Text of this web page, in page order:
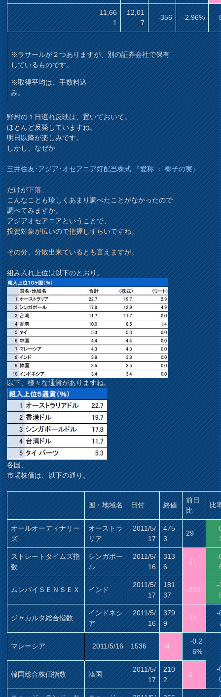
11,66
1
12,01
7
-356 -2.96%
※ラサールが２つありますが、別の証券会社で保有
しているものです。
※取得平均は、手数料込
み。
野村の１日遅れ反映は、置いておいて。
ほとんど反発していますね。
明日以降が楽しみです。
しかし、なぜか
三井住友･アジア･オセアニア好配当株式 『愛称 ： 椰子の実』
だけが下落、
こんなことも珍しくあまり調べたことがなかったので
調べてみますか。
アジアオセアニアということで、
投資対象が広いので把握しずらいですね。
その分、分散出来ているとも言えますが。
組み入れ上位は以下のとおり。
以下、様々な通貨がありますね。
各国、
市場株価は、以下の通り。
国・地域名 日付 終値
前日
比
比
オールオーディナリー
ズ
オーストラ
リア
2011/5/
17
475
3
29
ストレートタイムズ指
数
シンガポー
ル
2011/5/
16
313
6
-27
-
ムンバイＳＥＮＳＥＸ インド
2011/5/
17
181
37
-208
-
ジャカルタ総合指数
インドネシ
ア
2011/5/
16
379
9
-33
-
マレーシア 2011/5/16 1536 -4
-0.2
6%
韓国総合株価指数 韓国
2011/5/
17
210
2
-2
-